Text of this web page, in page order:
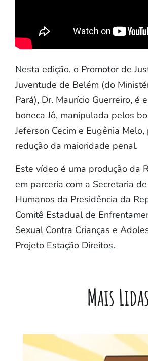
Nesta edição, o Promotor de
Juventude de Belém (do
Pará), Dr. Maurício Guerreiro, é
boneca Jô, manipulada pelos
Jeferson Cecim e Eugênia
redução da maioridade penal.
Este vídeo é uma produção da
em parceria com a Secretaria
Humanos da Presidência da
Comitê Estadual de
Sexual Contra Crianças e
Projeto Estação Direitos.
Mais